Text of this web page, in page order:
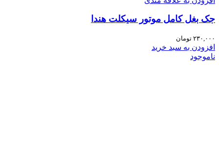
جک بغل کامل موتور سیکلت هندا
۲۳۰,۰۰۰ تومان
افزودن به سبد خرید
ناموجود